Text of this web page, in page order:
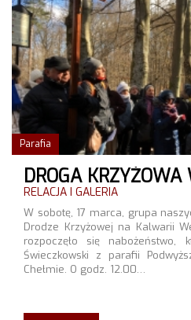
Parafia
DROGA
RELACJA I GALERIA
W sobotę, 17 marca, grupa
Drodze Krzyżowej na Kalwarii
rozpoczęło się nabożeństwo,
Świeczkowski z parafii
Chełmie. O godz. 12.00…